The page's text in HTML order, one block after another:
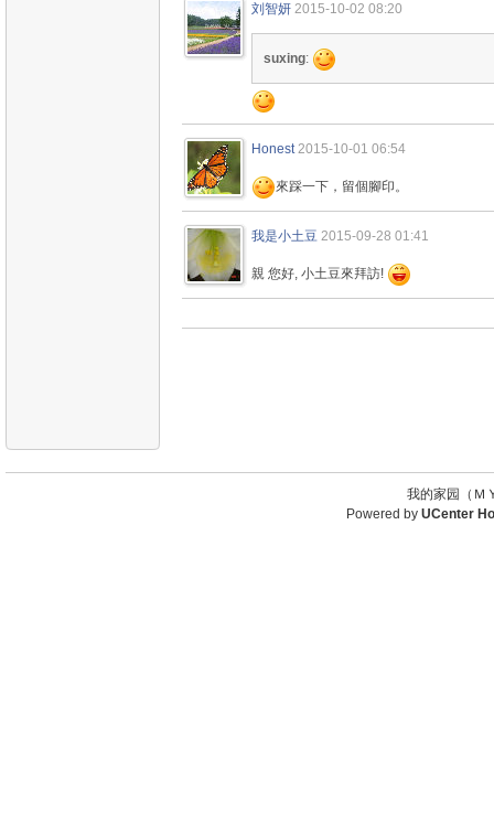
刘智妍 2015-10-02 08:20
suxing:
Honest 2015-10-01 06:54
來踩一下，留個腳印。
我是小土豆 2015-09-28 01:41
親 您好, 小土豆來拜訪!
我的家园（
Powered by UCenter